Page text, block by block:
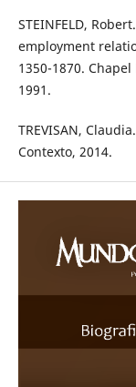
STEINFELD,
employment
1350-1870.
1991.
TREVISAN,
Contexto, 2014.